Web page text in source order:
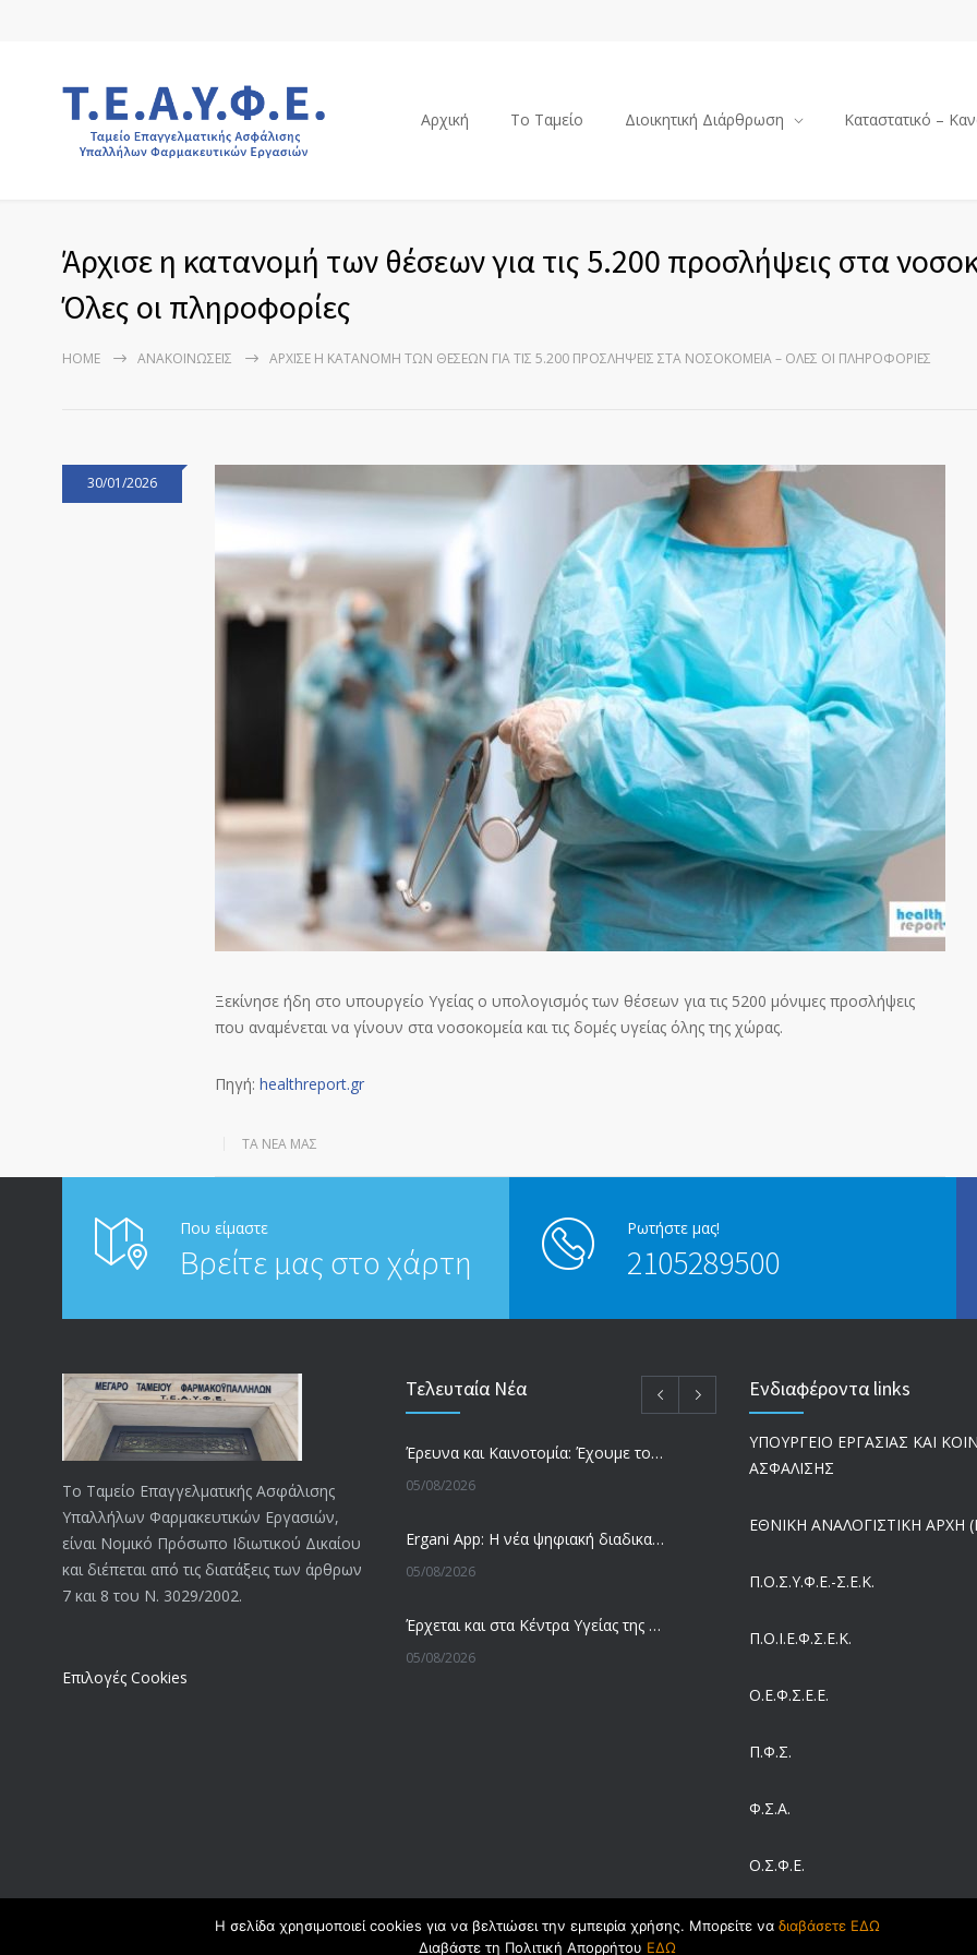
Αρχική Το Ταμείο Διοικητική Διάρθρωση Καταστατικό –
Άρχισε η κατανομή των θέσεων για τις 5.200 προσλήψεις στα
Όλες οι πληροφορίες
HOME ΑΝΑΚΟΙΝΏΣΕΙΣ ΆΡΧΙΣΕ Η ΚΑΤΑΝΟΜΉ ΤΩΝ ΘΈΣΕΩΝ ΓΙΑ ΤΙΣ 5.200 ΠΡΟΣΛΉΨΕΙΣ ΣΤΑ ΝΟΣΟΚΟΜΕΊΑ – ΌΛΕΣ ΟΙ ΠΛΗΡΟΦΟΡΊΕΣ
30/01/2026
Ξεκίνησε ήδη στο υπουργείο Υγείας ο υπολογισμός των θέσεων για τις 5200 μόνιμες προσλήψεις
που αναμένεται να γίνουν στα νοσοκομεία και τις δομές υγείας όλης της χώρας.
Πηγή: healthreport.gr
ΤΑ ΝΈΑ ΜΑΣ
Που είμαστε
Βρείτε μας στο χάρτη
Ρωτήστε μας!
2105289500
Το Ταμείο Επαγγελματικής Ασφάλισης
Υπαλλήλων Φαρμακευτικών Εργασιών,
είναι Νομικό Πρόσωπο Ιδιωτικού Δικαίου
και διέπεται από τις διατάξεις των άρθρων
7 και 8 του Ν. 3029/2002.
Επιλογές Cookies
Τελευταία Νέα
Έρευνα και Καινοτομία: Έχουμε τους πιο κακοπληρωμένους εργαζόμενους στον ΟΟΣΑ
05/08/2026
Ergani App: Η νέα ψηφιακή διαδικασία για προσλήψεις με το κινητό
05/08/2026
Έρχεται και στα Κέντρα Υγείας της Αττικής το ηλεκτρονικό βραχιολάκι – Όλο το σχέδιο του υπουργείου Υγείας
05/08/2026
04/08/2026
Ενδιαφέροντα links
ΥΠΟΥΡΓΕΙΟ ΕΡΓΑΣΙΑΣ ΚΑΙ
ΑΣΦΑΛΙΣΗΣ
ΕΘΝΙΚΗ ΑΝΑΛΟΓΙΣΤΙΚΗ ΑΡΧΗ
Π.Ο.Σ.Υ.Φ.Ε.-Σ.Ε.Κ.
Π.O.I.Ε.Φ.Σ.Ε.Κ.
Ο.Ε.Φ.Σ.Ε.Ε.
Π.Φ.Σ.
Φ.Σ.Α.
Ο.Σ.Φ.Ε.
ΣΕΙΒ
Η σελίδα χρησιμοποιεί cookies για να βελτιώσει την εμπειρία χρήσης. Μπορείτε να διαβάσετε ΕΔΩ
Διαβάστε τη Πολιτική Απορρήτου ΕΔΩ